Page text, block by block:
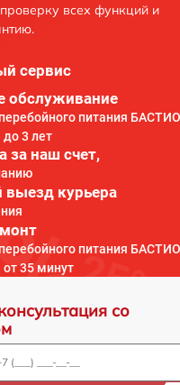
всех функций и
сервис
обслуживание
питания
до 3 лет
за наш счет,
выезд курьера
питания
от 35 минут
со